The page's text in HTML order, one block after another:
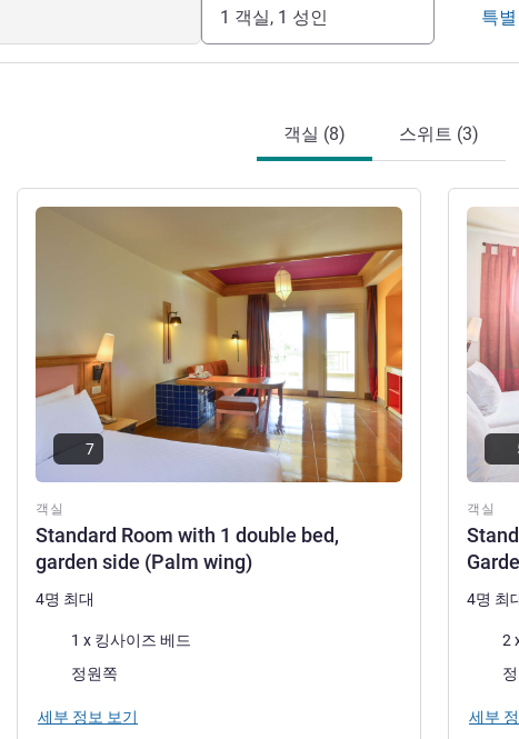
1 객실, 1 성인 특
객실 (8) 스위트 (3)
전 - 객실
객실
Standard Room with 1 double bed,
garden side (Palm wing)
세부 정보 보기
7
4명 최대
1 x 킹사이즈 베드
정원쪽
세부 정보 보기
객실
세부 정
4명 최
2
세부